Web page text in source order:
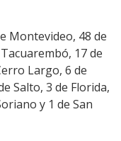
Montevideo, 48 de
17 de
Largo, 6 de
Salto, 3 de Florida,
y 1 de San